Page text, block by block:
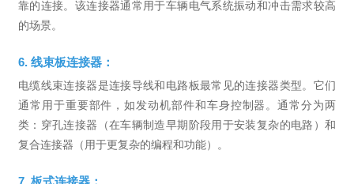
靠的连接。该连接器通常用于车辆电气系统振动和冲击需求较高
的场景。
6. 线束板连接器：
电缆线束连接器是连接导线和电路板最常见的连接器类型。它们
通常用于重要部件，如发动机部件和车身控制器。通常分为两
类：穿孔连接器（在车辆制造早期阶段用于安装复杂的电路）和
复合连接器（用于更复杂的编程和功能）。
7. 板式连接器：